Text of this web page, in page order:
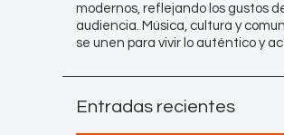
modernos, reflejando los gustos
audiencia. Música, cultura y
se unen para vivir lo auténtico y
Entradas recientes